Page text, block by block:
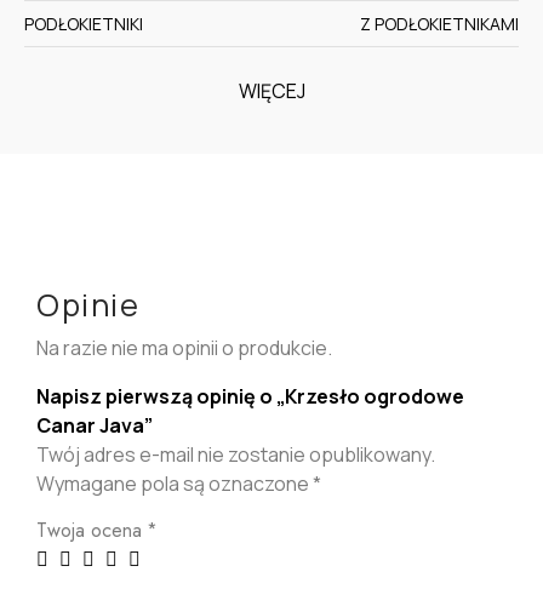
PODŁOKIETNIKI Z PODŁOKIETNIKAMI
WIĘCEJ
Opinie
Na razie nie ma opinii o produkcie.
Napisz pierwszą opinię o „Krzesło ogrodowe
Canar Java”
Twój adres e-mail nie zostanie opublikowany.
Wymagane pola są oznaczone*
Twoja ocena *